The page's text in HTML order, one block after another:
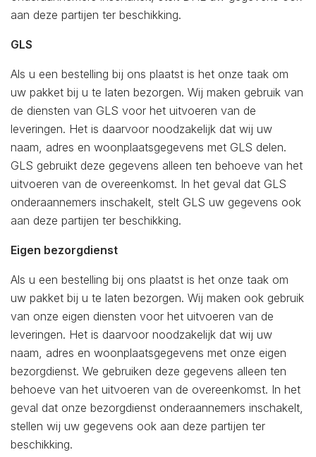
aan deze partijen ter beschikking.
GLS
Als u een bestelling bij ons plaatst is het onze taak om
uw pakket bij u te laten bezorgen. Wij maken gebruik van
de diensten van GLS voor het uitvoeren van de
leveringen. Het is daarvoor noodzakelijk dat wij uw
naam, adres en woonplaatsgegevens met GLS delen.
GLS gebruikt deze gegevens alleen ten behoeve van het
uitvoeren van de overeenkomst. In het geval dat GLS
onderaannemers inschakelt, stelt GLS uw gegevens ook
aan deze partijen ter beschikking.
Eigen bezorgdienst
Als u een bestelling bij ons plaatst is het onze taak om
uw pakket bij u te laten bezorgen. Wij maken ook gebruik
van onze eigen diensten voor het uitvoeren van de
leveringen. Het is daarvoor noodzakelijk dat wij uw
naam, adres en woonplaatsgegevens met onze eigen
bezorgdienst. We gebruiken deze gegevens alleen ten
behoeve van het uitvoeren van de overeenkomst. In het
geval dat onze bezorgdienst onderaannemers inschakelt,
stellen wij uw gegevens ook aan deze partijen ter
beschikking.